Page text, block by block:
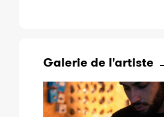
Galerie de l'artiste